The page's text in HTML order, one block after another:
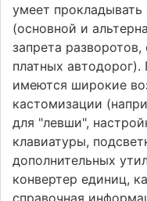
умеет
(основной и
запрета
платных
имеются широкие
кастомизации
для "левши",
клавиатуры,
дополнительных
конвертер единиц,
справочная